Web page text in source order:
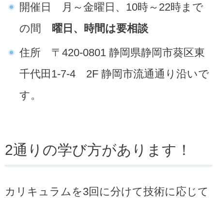
開催日 月～金曜日、10時～22時まで
の間
曜日、時間は要相談
住所 〒420-0801 静岡県静岡市葵区東
千代田1-7-4 2F 静岡市流通通り沿いで
す。
2通りの学び方があります！
カリキュラムを3回に分けて技術に応じて